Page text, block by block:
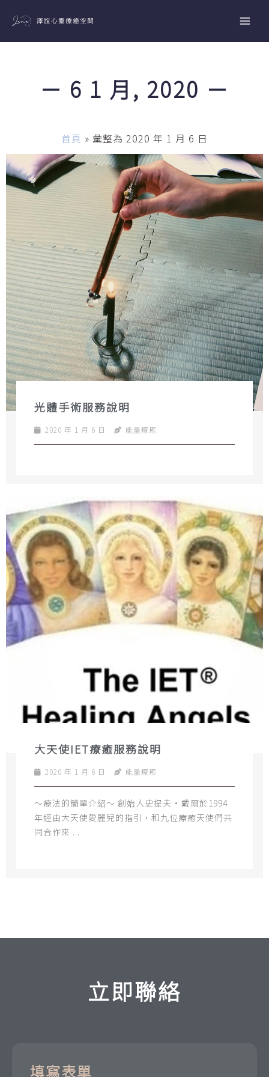
主
－ 6 1 月, 2020 －
首頁 » 彙整為 2020 年 1 月 6 日
光體手術服務說明
2020 年 1 月 6 日 能量療癒
大天使IET療癒服務說明
2020 年 1 月 6 日 能量療癒
～療法的簡單介紹～ 創始人史提夫•戴爾於1994
年經由大天使愛麗兒的指引，和九位療癒天使們共
同合作來 ...
立即聯絡
填寫表單